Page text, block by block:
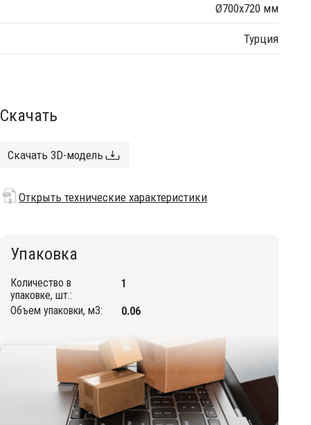
Ø700х720 мм
Турция
Скачать
Скачать 3D-модель
Открыть технические характеристики
Упаковка
Количество в
упаковке, шт.:
1
Объем упаковки, м3: 0.06